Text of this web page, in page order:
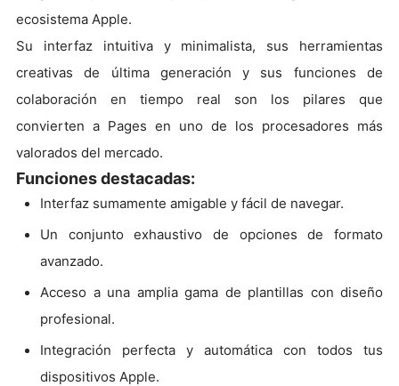
ecosistema Apple.
Su interfaz intuitiva y minimalista, sus herramientas
creativas de última generación y sus funciones de
colaboración en tiempo real son los pilares que
convierten a Pages en uno de los procesadores más
valorados del mercado.
Funciones destacadas:
Interfaz sumamente amigable y fácil de navegar.
Un conjunto exhaustivo de opciones de formato
avanzado.
Acceso a una amplia gama de plantillas con diseño
profesional.
Integración perfecta y automática con todos tus
dispositivos Apple.